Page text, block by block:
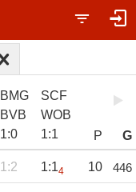
BMG
BVB
1:0
SCF
WOB
1:1 P G
1:2 1:14 10 446